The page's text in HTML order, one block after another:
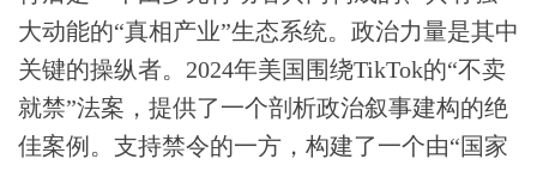
大动能的“真相产业”生态系统。政治力量是其中
关键的操纵者。2024年美国围绕TikTok的“不卖
就禁”法案，提供了一个剖析政治叙事建构的绝
佳案例。支持禁令的一方，构建了一个由“国家